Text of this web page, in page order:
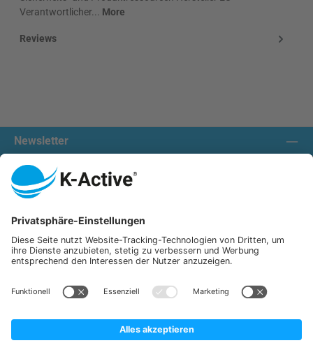
Verantwortlicher... More
Reviews
Newsletter
Contact us:
Our communities
We ship with:
K-Active Europe GmbH
Service
Information